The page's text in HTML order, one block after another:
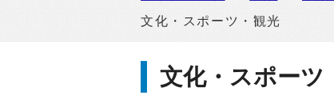
文化・スポーツ・観光
文化・スポーツ